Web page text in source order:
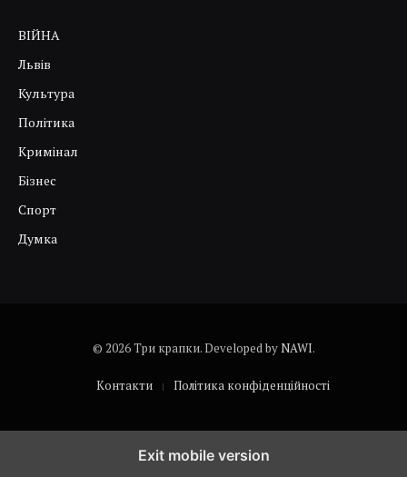
ВІЙНА
Львів
Культура
Політика
Кримінал
Бізнес
Спорт
Думка
© 2026 Три крапки. Developed byNAWI.
Контакти Політика конфіденційності
Exit mobile version